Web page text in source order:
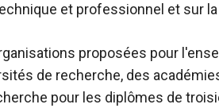
et professionnel et sur
proposées pour
de recherche, des
pour les diplômes de